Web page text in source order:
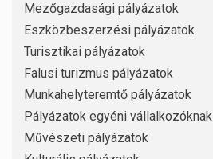
Mezőgazdasági pályázatok
Eszközbeszerzési pályázatok
Turisztikai pályázatok
Falusi turizmus pályázatok
Munkahelyteremtő pályázatok
Pályázatok egyéni vállalkozóknak
Művészeti pályázatok